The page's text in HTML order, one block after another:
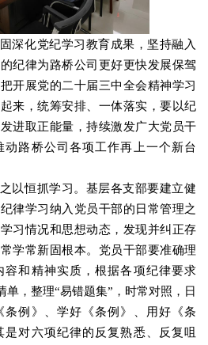
深化党纪学习教育成果，坚持融入
纪律为路桥公司更好更快发展保驾
开展党的二十届三中全会精神学习
来，统筹安排、一体落实，要以纪
进取正能量，持续激发广大党员干
路桥公司各项工作再上一个新台
以恒抓学习。基层各支部要建立健
律学习纳入党员干部的日常管理之
习情况和思想动态，发现并纠正存
学常新固根本。党员干部要准确理
容和精神实质，根据各项纪律要求
单，整理“易错题集”，时常对照，日
条例》、学好《条例》、用好《条
对六项纪律的反复熟悉、反复咀